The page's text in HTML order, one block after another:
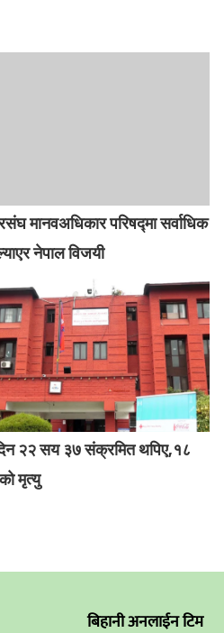
मानवअधिकार परिषद्मा सर्वाधिक
नेपाल विजयी
२२ सय ३७ संक्रमित थपिए,१८
मृत्यु
बिहानी अनलाईन टिम